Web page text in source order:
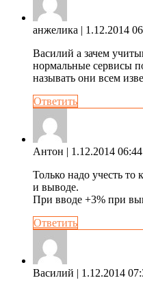
анжелика | 1.12.2014
Василий а зачем
нормальные сервисы
называть они всем
Ответить
Антон | 1.12.2014 06:44
Только надо учесть
и выводе.
При вводе +3% при
Ответить
Василий | 1.12.2014